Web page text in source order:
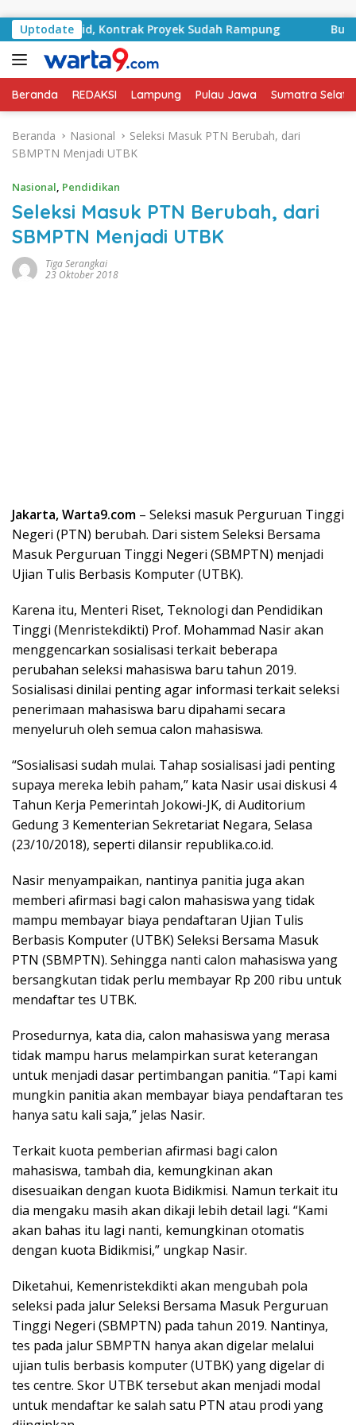
Uptodate
Basyid, Kontrak Proyek Sudah Rampung Bulan
Beranda REDAKSI Lampung Pulau Jawa Sumatra
Beranda Nasional
Seleksi Masuk PTN Berubah, dari
SBMPTN Menjadi UTBK
Nasional, Pendidikan
Seleksi Masuk PTN Berubah, dari
SBMPTN Menjadi UTBK
Tiga Serangkai
23 Oktober 2018
Jakarta, Warta9.com – Seleksi masuk Perguruan Tinggi
Negeri (PTN) berubah. Dari sistem Seleksi Bersama
Masuk Perguruan Tinggi Negeri (SBMPTN) menjadi
Ujian Tulis Berbasis Komputer (UTBK).
Karena itu, Menteri Riset, Teknologi dan Pendidikan
Tinggi (Menristekdikti) Prof. Mohammad Nasir akan
menggencarkan sosialisasi terkait beberapa
perubahan seleksi mahasiswa baru tahun 2019.
Sosialisasi dinilai penting agar informasi terkait seleksi
penerimaan mahasiswa baru dipahami secara
menyeluruh oleh semua calon mahasiswa.
“Sosialisasi sudah mulai. Tahap sosialisasi jadi penting
supaya mereka lebih paham,” kata Nasir usai diskusi 4
Tahun Kerja Pemerintah Jokowi-JK, di Auditorium
Gedung 3 Kementerian Sekretariat Negara, Selasa
(23/10/2018), seperti dilansir republika.co.id.
Nasir menyampaikan, nantinya panitia juga akan
memberi afirmasi bagi calon mahasiswa yang tidak
mampu membayar biaya pendaftaran Ujian Tulis
Berbasis Komputer (UTBK) Seleksi Bersama Masuk
PTN (SBMPTN). Sehingga nanti calon mahasiswa yang
bersangkutan tidak perlu membayar Rp 200 ribu untuk
mendaftar tes UTBK.
Prosedurnya, kata dia, calon mahasiswa yang merasa
tidak mampu harus melampirkan surat keterangan
untuk menjadi dasar pertimbangan panitia. “Tapi kami
mungkin panitia akan membayar biaya pendaftaran tes
hanya satu kali saja,” jelas Nasir.
Terkait kuota pemberian afirmasi bagi calon
mahasiswa, tambah dia, kemungkinan akan
disesuaikan dengan kuota Bidikmisi. Namun terkait itu
dia mengaku masih akan dikaji lebih detail lagi. “Kami
akan bahas itu lagi nanti, kemungkinan otomatis
dengan kuota Bidikmisi,” ungkap Nasir.
Diketahui, Kemenristekdikti akan mengubah pola
seleksi pada jalur Seleksi Bersama Masuk Perguruan
Tinggi Negeri (SBMPTN) pada tahun 2019. Nantinya,
tes pada jalur SBMPTN hanya akan digelar melalui
ujian tulis berbasis komputer (UTBK) yang digelar di
tes centre. Skor UTBK tersebut akan menjadi modal
untuk mendaftar ke salah satu PTN atau prodi yang